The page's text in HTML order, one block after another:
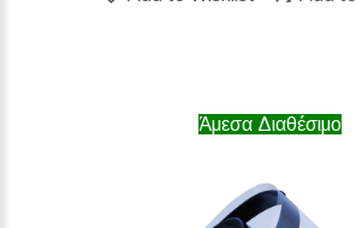
Άμεσα Διαθέσιμο